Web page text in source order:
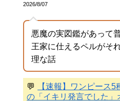
2026/8/07
悪魔の実図鑑があって
王家に仕えるペルがそ
理な話
💬
【速報】ワンピース
の「イキリ発言でした」